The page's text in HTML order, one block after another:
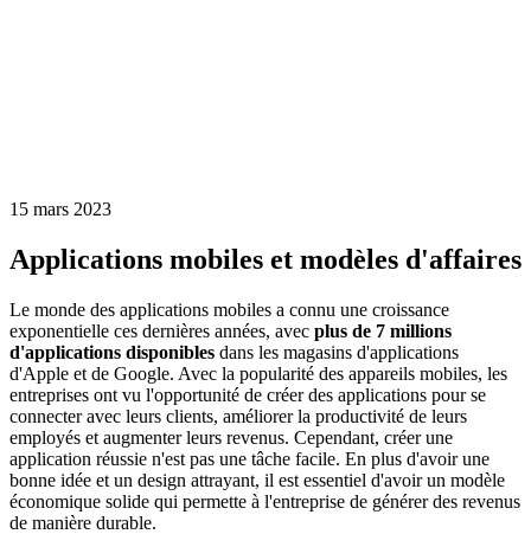
15 mars 2023
Applications mobiles et modèles d'affaires
Le monde des applications mobiles a connu une croissance
exponentielle ces dernières années, avec plus de 7 millions
d'applications disponibles dans les magasins d'applications
d'Apple et de Google. Avec la popularité des appareils mobiles, les
entreprises ont vu l'opportunité de créer des applications pour se
connecter avec leurs clients, améliorer la productivité de leurs
employés et augmenter leurs revenus. Cependant, créer une
application réussie n'est pas une tâche facile. En plus d'avoir une
bonne idée et un design attrayant, il est essentiel d'avoir un modèle
économique solide qui permette à l'entreprise de générer des revenus
de manière durable.